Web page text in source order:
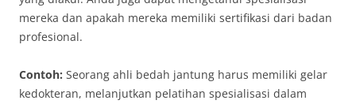
mereka dan apakah mereka memiliki sertifikasi dari badan
profesional.
Contoh: Seorang ahli bedah jantung harus memiliki gelar
kedokteran, melanjutkan pelatihan spesialisasi dalam